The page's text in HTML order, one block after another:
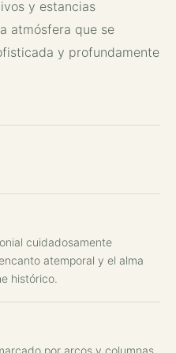
y estancias
atmósfera que se
y profundamente
cuidadosamente
atemporal y el alma
histórico.
por arcos y columnas